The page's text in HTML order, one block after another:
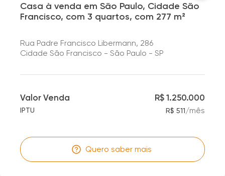
Casa à venda em São Paulo, Cidade São
Francisco, com 3 quartos, com 277 m²
Rua Padre Francisco Libermann, 286
Cidade São Francisco - São Paulo - SP
Valor Venda R$ 1.250.000
IPTU R$ 511/mês
Quero saber mais